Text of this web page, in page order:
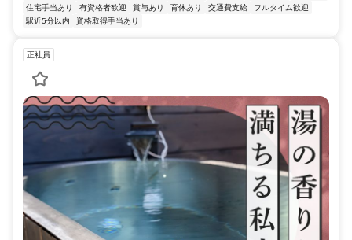
住宅手当あり
有資格者歓迎 賞与あり 育休あり 交通費支給
フルタイム歓迎
駅近5分以内
資格取得手当あり
正社員